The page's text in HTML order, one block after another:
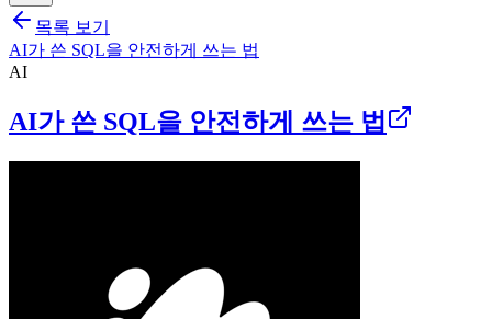
목록 보기
AI가 쓴 SQL을 안전하게 쓰는 법
AI
AI가 쓴 SQL을 안전하게 쓰는 법